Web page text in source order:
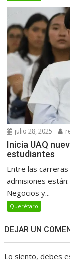
julio 28, 2025
Inicia UAQ
estudiantes
Entre las
admisiones
Negocios y...
Querétaro
DEJAR UN
Lo siento, debes